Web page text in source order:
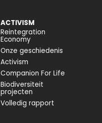
ACTIVISM
Reintegration
Economy
Onze geschiedenis
Activism
Companion For Life
Biodiversiteit
projecten
Volledig rapport